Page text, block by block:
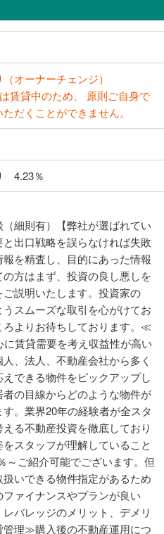
オーナーチェンジ）
賃貸中のため、 原則ご自身で
だくことができません。
4.23％
細則有）【弊社が選ばれてい
出口戦略を誤らなければ失敗
を精査し、目的にあった情報
方はまず、投資の良し悪しを
説明いたします。投資家の
スムーズな取引を心がけてお
ろよりお待ちしております。≪
賃貸需要を考え収益性が高い
、法人、不動産会社から多く
できる物件をピックアップし
の目線からどのような物件が
。業界20年の経験者が全スタ
る不動産投資を徹底しており
スタッフが理解していること
ご紹介可能でございます。但
いできる物件指定があるため
ァイナンスやプランが良い
バレッジのメリット、デメリ
理≫購入後の不動産運用につ